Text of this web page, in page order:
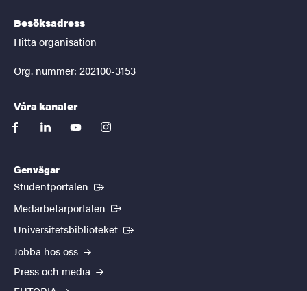
Besöksadress
Hitta organisation
Org. nummer: 202100-3153
Våra kanaler
facebooklinkedinyoutubeinstagram
Genvägar
Studentportalen (Extern länk)
Medarbetarportalen (Extern länk)
Universitetsbiblioteket (Extern länk)
Jobba hos oss
Press och media